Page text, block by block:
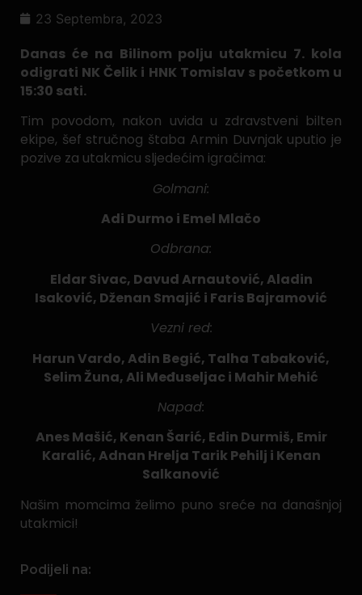
23 Septembra, 2023
Danas će na Bilinom polju utakmicu 7. kola
odigrati NK Čelik i HNK Tomislav s početkom u
15:30 sati.
Tim povodom, nakon uvida u zdravstveni bilten
ekipe, šef stručnog štaba Armin Duvnjak uputio je
pozive za utakmicu sljedećim igračima:
Golmani:
Adi Durmo i Emel Mlačo
Odbrana:
Eldar Sivac, Davud Arnautović, Aladin
Isaković, Dženan Smajić i Faris Bajramović
Vezni red:
Harun Vardo, Adin Begić, Talha Tabaković,
Selim Žuna, Ali Međuseljac i Mahir Mehić
Napad:
Anes Mašić, Kenan Šarić, Edin Durmiš, Emir
Karalić, Adnan Hrelja Tarik Pehilj i Kenan
Salkanović
Našim momcima želimo puno sreće na današnjoj
utakmici!
Podijeli na: